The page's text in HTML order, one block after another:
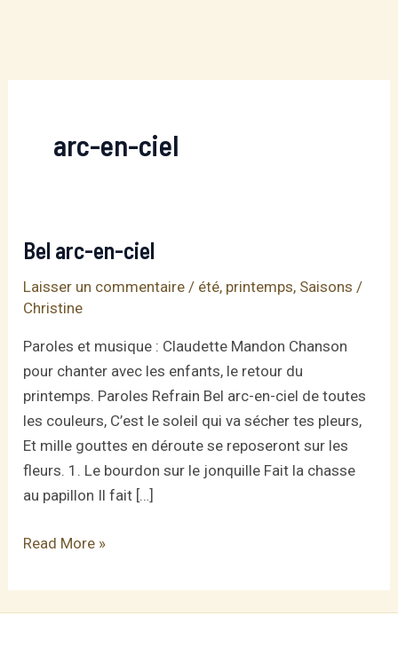
arc-en-ciel
Bel arc-en-ciel
Laisser un commentaire / été, printemps, Saisons /
Christine
Paroles et musique : Claudette Mandon Chanson
pour chanter avec les enfants, le retour du
printemps. Paroles Refrain Bel arc-en-ciel de toutes
les couleurs, C’est le soleil qui va sécher tes pleurs,
Et mille gouttes en déroute se reposeront sur les
fleurs. 1. Le bourdon sur le jonquille Fait la chasse
au papillon Il fait […]
Bel
en-
ciel
Read More »